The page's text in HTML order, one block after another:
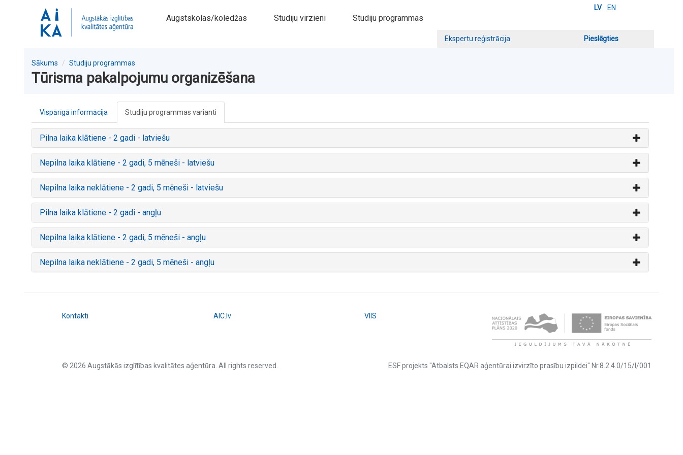
LV EN
Augstskolas/koledžas Studiju virzieni Studiju programmas
Ekspertu reģistrācija Pieslēgties
Sākums Studiju programmas
Tūrisma pakalpojumu organizēšana
Vispārīgā informācija Studiju programmas varianti
Pilna laika klātiene - 2 gadi - latviešu
Nepilna laika klātiene - 2 gadi, 5 mēneši - latviešu
Nepilna laika neklātiene - 2 gadi, 5 mēneši - latviešu
Pilna laika klātiene - 2 gadi - angļu
Nepilna laika klātiene - 2 gadi, 5 mēneši - angļu
Nepilna laika neklātiene - 2 gadi, 5 mēneši - angļu
Kontakti AIC.lv VIIS
© 2026 Augstākās izglītības kvalitātes aģentūra. All rights reserved. ESF projekts "Atbalsts EQAR aģentūrai izvirzīto prasību izpildei" Nr.8.2.4.0/15/I/001